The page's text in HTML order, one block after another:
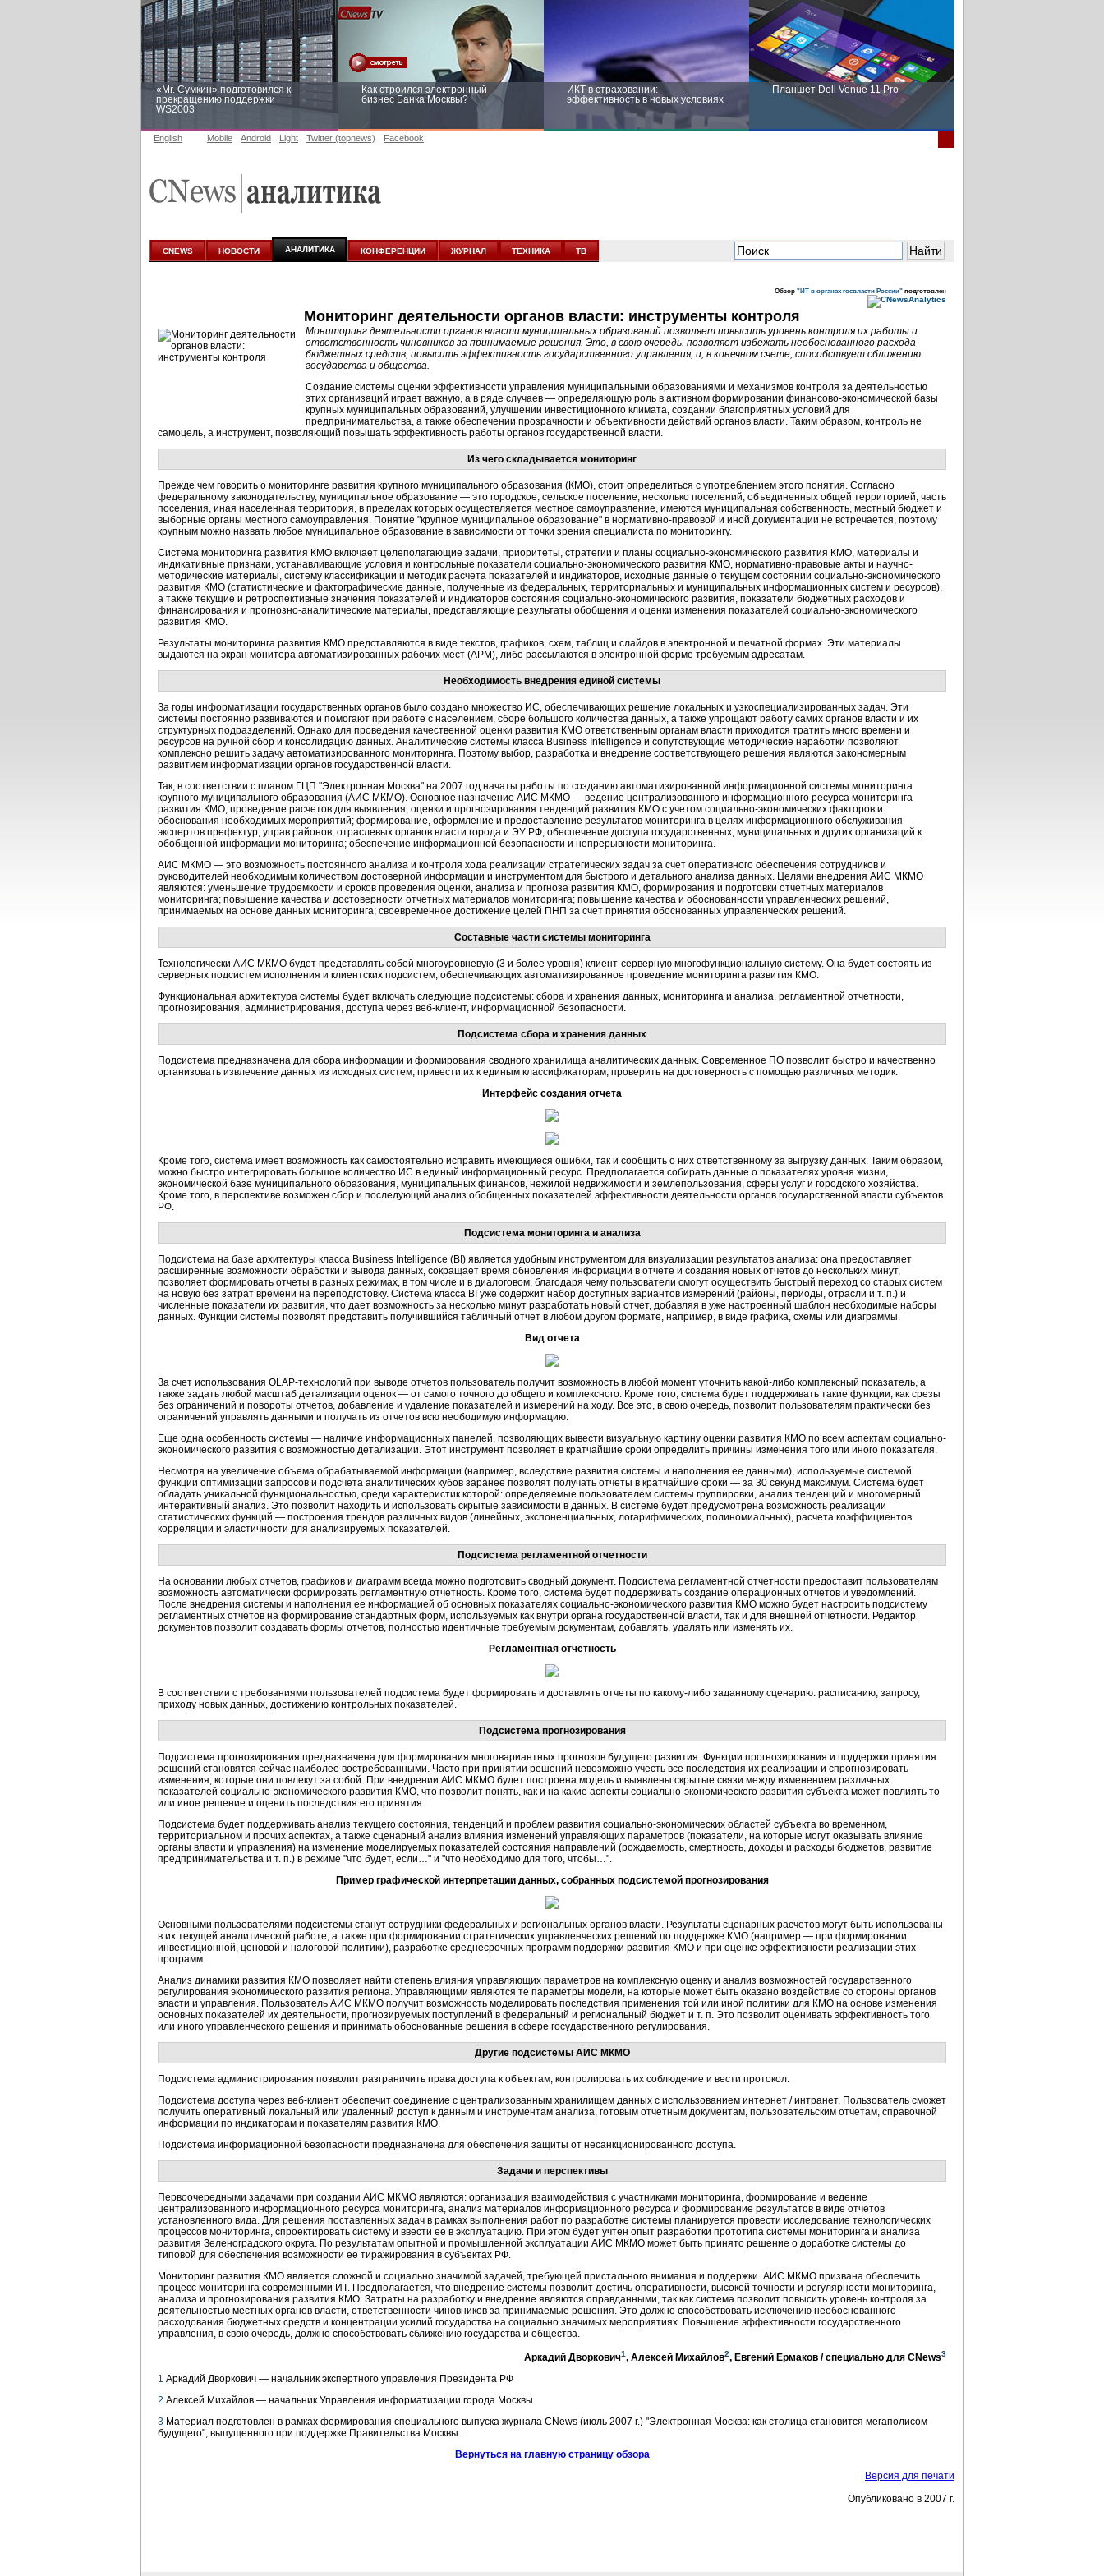
«Mr. Сумкин» подготовился к
прекращению поддержки
WS2003
Как строился электронный
бизнес Банка Москвы?
ИКТ в страховании:
эффективность в новых условиях
Планшет Dell Venue 11 Pro
аналитике
новых условиях
English Mobile Android Light Twitter (topnews) Facebook
CNEWS НОВОСТИ АНАЛИТИКА КОНФЕРЕНЦИИ ЖУРНАЛ ТЕХНИКА ТВ
Обзор "ИТ в органах госвласти России" подготовлен
Мониторинг деятельности органов власти: инструменты контроля
Мониторинг деятельности органов власти муниципальных образований позволяет повысить уровень контроля их работы и
ответственность чиновников за принимаемые решения. Это, в свою очередь, позволяет избежать необоснованного расхода
бюджетных средств, повысить эффективность государственного управления, и, в конечном счете, способствует сближению
государства и общества.
Создание системы оценки эффективности управления муниципальными образованиями и механизмов контроля за деятельностью
этих организаций играет важную, а в ряде случаев — определяющую роль в активном формировании финансово-экономической базы
крупных муниципальных образований, улучшении инвестиционного климата, создании благоприятных условий для
предпринимательства, а также обеспечении прозрачности и объективности действий органов власти. Таким образом, контроль не
самоцель, а инструмент, позволяющий повышать эффективность работы органов государственной власти.
Из чего складывается мониторинг
Прежде чем говорить о мониторинге развития крупного муниципального образования (КМО), стоит определиться с употреблением этого понятия. Согласно
федеральному законодательству, муниципальное образование — это городское, сельское поселение, несколько поселений, объединенных общей территорией, часть
поселения, иная населенная территория, в пределах которых осуществляется местное самоуправление, имеются муниципальная собственность, местный бюджет и
выборные органы местного самоуправления. Понятие "крупное муниципальное образование" в нормативно-правовой и иной документации не встречается, поэтому
крупным можно назвать любое муниципальное образование в зависимости от точки зрения специалиста по мониторингу.
Система мониторинга развития КМО включает целеполагающие задачи, приоритеты, стратегии и планы социально-экономического развития КМО, материалы и
индикативные признаки, устанавливающие условия и контрольные показатели социально-экономического развития КМО, нормативно-правовые акты и научно-
методические материалы, систему классификации и методик расчета показателей и индикаторов, исходные данные о текущем состоянии социально-экономического
развития КМО (статистические и фактографические данные, полученные из федеральных, территориальных и муниципальных информационных систем и ресурсов),
а также текущие и ретроспективные значения показателей и индикаторов состояния социально-экономического развития, показатели бюджетных расходов и
финансирования и прогнозно-аналитические материалы, представляющие результаты обобщения и оценки изменения показателей социально-экономического
развития КМО.
Результаты мониторинга развития КМО представляются в виде текстов, графиков, схем, таблиц и слайдов в электронной и печатной формах. Эти материалы
выдаются на экран монитора автоматизированных рабочих мест (АРМ), либо рассылаются в электронной форме требуемым адресатам.
Необходимость внедрения единой системы
За годы информатизации государственных органов было создано множество ИС, обеспечивающих решение локальных и узкоспециализированных задач. Эти
системы постоянно развиваются и помогают при работе с населением, сборе большого количества данных, а также упрощают работу самих органов власти и их
структурных подразделений. Однако для проведения качественной оценки развития КМО ответственным органам власти приходится тратить много времени и
ресурсов на ручной сбор и консолидацию данных. Аналитические системы класса Business Intelligence и сопутствующие методические наработки позволяют
комплексно решить задачу автоматизированного мониторинга. Поэтому выбор, разработка и внедрение соответствующего решения являются закономерным
развитием информатизации органов государственной власти.
Так, в соответствии с планом ГЦП "Электронная Москва" на 2007 год начаты работы по созданию автоматизированной информационной системы мониторинга
крупного муниципального образования (АИС МКМО). Основное назначение АИС МКМО — ведение централизованного информационного ресурса мониторинга
развития КМО; проведение расчетов для выявления, оценки и прогнозирования тенденций развития КМО с учетом социально-экономических факторов и
обоснования необходимых мероприятий; формирование, оформление и предоставление результатов мониторинга в целях информационного обслуживания
экспертов префектур, управ районов, отраслевых органов власти города и ЭУ РФ; обеспечение доступа государственных, муниципальных и других организаций к
обобщенной информации мониторинга; обеспечение информационной безопасности и непрерывности мониторинга.
АИС МКМО — это возможность постоянного анализа и контроля хода реализации стратегических задач за счет оперативного обеспечения сотрудников и
руководителей необходимым количеством достоверной информации и инструментом для быстрого и детального анализа данных. Целями внедрения АИС МКМО
являются: уменьшение трудоемкости и сроков проведения оценки, анализа и прогноза развития КМО, формирования и подготовки отчетных материалов
мониторинга; повышение качества и достоверности отчетных материалов мониторинга; повышение качества и обоснованности управленческих решений,
принимаемых на основе данных мониторинга; своевременное достижение целей ПНП за счет принятия обоснованных управленческих решений.
Составные части системы мониторинга
Технологически АИС МКМО будет представлять собой многоуровневую (3 и более уровня) клиент-серверную многофункциональную систему. Она будет состоять из
серверных подсистем исполнения и клиентских подсистем, обеспечивающих автоматизированное проведение мониторинга развития КМО.
Функциональная архитектура системы будет включать следующие подсистемы: сбора и хранения данных, мониторинга и анализа, регламентной отчетности,
прогнозирования, администрирования, доступа через веб-клиент, информационной безопасности.
Подсистема сбора и хранения данных
Подсистема предназначена для сбора информации и формирования сводного хранилища аналитических данных. Современное ПО позволит быстро и качественно
организовать извлечение данных из исходных систем, привести их к единым классификаторам, проверить на достоверность с помощью различных методик.
Интерфейс создания отчета
Кроме того, система имеет возможность как самостоятельно исправить имеющиеся ошибки, так и сообщить о них ответственному за выгрузку данных. Таким образом,
можно быстро интегрировать большое количество ИС в единый информационный ресурс. Предполагается собирать данные о показателях уровня жизни,
экономической базе муниципального образования, муниципальных финансов, нежилой недвижимости и землепользования, сферы услуг и городского хозяйства.
Кроме того, в перспективе возможен сбор и последующий анализ обобщенных показателей эффективности деятельности органов государственной власти субъектов
РФ.
Подсистема мониторинга и анализа
Подсистема на базе архитектуры класса Business Intelligence (BI) является удобным инструментом для визуализации результатов анализа: она предоставляет
расширенные возможности обработки и вывода данных, сокращает время обновления информации в отчете и создания новых отчетов до нескольких минут,
позволяет формировать отчеты в разных режимах, в том числе и в диалоговом, благодаря чему пользователи смогут осуществить быстрый переход со старых систем
на новую без затрат времени на переподготовку. Система класса BI уже содержит набор доступных вариантов измерений (районы, периоды, отрасли и т. п.) и
численные показатели их развития, что дает возможность за несколько минут разработать новый отчет, добавляя в уже настроенный шаблон необходимые наборы
данных. Функции системы позволят представить получившийся табличный отчет в любом другом формате, например, в виде графика, схемы или диаграммы.
Вид отчета
За счет использования OLAP-технологий при выводе отчетов пользователь получит возможность в любой момент уточнить какой-либо комплексный показатель, а
также задать любой масштаб детализации оценок — от самого точного до общего и комплексного. Кроме того, система будет поддерживать такие функции, как срезы
без ограничений и повороты отчетов, добавление и удаление показателей и измерений на ходу. Все это, в свою очередь, позволит пользователям практически без
ограничений управлять данными и получать из отчетов всю неободимую информацию.
Еще одна особенность системы — наличие информационных панелей, позволяющих вывести визуальную картину оценки развития КМО по всем аспектам социально-
экономического развития с возможностью детализации. Этот инструмент позволяет в кратчайшие сроки определить причины изменения того или иного показателя.
Несмотря на увеличение объема обрабатываемой информации (например, вследствие развития системы и наполнения ее данными), используемые системой
функции оптимизации запросов и подсчета аналитических кубов заранее позволят получать отчеты в кратчайшие сроки — за 30 секунд максимум. Система будет
обладать уникальной функциональностью, среди характеристик которой: определяемые пользователем системы группировки, анализ тенденций и многомерный
интерактивный анализ. Это позволит находить и использовать скрытые зависимости в данных. В системе будет предусмотрена возможность реализации
статистических функций — построения трендов различных видов (линейных, экспоненциальных, логарифмических, полиномиальных), расчета коэффициентов
корреляции и эластичности для анализируемых показателей.
Подсистема регламентной отчетности
На основании любых отчетов, графиков и диаграмм всегда можно подготовить сводный документ. Подсистема регламентной отчетности предоставит пользователям
возможность автоматически формировать регламентную отчетность. Кроме того, система будет поддерживать создание операционных отчетов и уведомлений.
После внедрения системы и наполнения ее информацией об основных показателях социально-экономического развития КМО можно будет настроить подсистему
регламентных отчетов на формирование стандартных форм, используемых как внутри органа государственной власти, так и для внешней отчетности. Редактор
документов позволит создавать формы отчетов, полностью идентичные требуемым документам, добавлять, удалять или изменять их.
Регламентная отчетность
В соответствии с требованиями пользователей подсистема будет формировать и доставлять отчеты по какому-либо заданному сценарию: расписанию, запросу,
приходу новых данных, достижению контрольных показателей.
Подсистема прогнозирования
Подсистема прогнозирования предназначена для формирования многовариантных прогнозов будущего развития. Функции прогнозирования и поддержки принятия
решений становятся сейчас наиболее востребованными. Часто при принятии решений невозможно учесть все последствия их реализации и спрогнозировать
изменения, которые они повлекут за собой. При внедрении АИС МКМО будет построена модель и выявлены скрытые связи между изменением различных
показателей социально-экономического развития КМО, что позволит понять, как и на какие аспекты социально-экономического развития субъекта может повлиять то
или иное решение и оценить последствия его принятия.
Подсистема будет поддерживать анализ текущего состояния, тенденций и проблем развития социально-экономических областей субъекта во временном,
территориальном и прочих аспектах, а также сценарный анализ влияния изменений управляющих параметров (показатели, на которые могут оказывать влияние
органы власти и управления) на изменение моделируемых показателей состояния направлений (рождаемость, смертность, доходы и расходы бюджетов, развитие
предпринимательства и т. п.) в режиме "что будет, если…" и "что необходимо для того, чтобы…".
Пример графической интерпретации данных, собранных подсистемой прогнозирования
Основными пользователями подсистемы станут сотрудники федеральных и региональных органов власти. Результаты сценарных расчетов могут быть использованы
в их текущей аналитической работе, а также при формировании стратегических управленческих решений по поддержке КМО (например — при формировании
инвестиционной, ценовой и налоговой политики), разработке среднесрочных программ поддержки развития КМО и при оценке эффективности реализации этих
программ.
Анализ динамики развития КМО позволяет найти степень влияния управляющих параметров на комплексную оценку и анализ возможностей государственного
регулирования экономического развития региона. Управляющими являются те параметры модели, на которые может быть оказано воздействие со стороны органов
власти и управления. Пользователь АИС МКМО получит возможность моделировать последствия применения той или иной политики для КМО на основе изменения
основных показателей их деятельности, прогнозируемых поступлений в федеральный и региональный бюджет и т. п. Это позволит оценивать эффективность того
или иного управленческого решения и принимать обоснованные решения в сфере государственного регулирования.
Другие подсистемы АИС МКМО
Подсистема администрирования позволит разграничить права доступа к объектам, контролировать их соблюдение и вести протокол.
Подсистема доступа через веб-клиент обеспечит соединение с централизованным хранилищем данных с использованием интернет / интранет. Пользователь сможет
получить оперативный локальный или удаленный доступ к данным и инструментам анализа, готовым отчетным документам, пользовательским отчетам, справочной
информации по индикаторам и показателям развития КМО.
Подсистема информационной безопасности предназначена для обеспечения защиты от несанкционированного доступа.
Задачи и перспективы
Первоочередными задачами при создании АИС МКМО являются: организация взаимодействия с участниками мониторинга, формирование и ведение
централизованного информационного ресурса мониторинга, анализ материалов информационного ресурса и формирование результатов в виде отчетов
установленного вида. Для решения поставленных задач в рамках выполнения работ по разработке системы планируется провести исследование технологических
процессов мониторинга, спроектировать систему и ввести ее в эксплуатацию. При этом будет учтен опыт разработки прототипа системы мониторинга и анализа
развития Зеленоградского округа. По результатам опытной и промышленной эксплуатации АИС МКМО может быть принято решение о доработке системы до
типовой для обеспечения возможности ее тиражирования в субъектах РФ.
Мониторинг развития КМО является сложной и социально значимой задачей, требующей пристального внимания и поддержки. АИС МКМО призвана обеспечить
процесс мониторинга современными ИТ. Предполагается, что внедрение системы позволит достичь оперативности, высокой точности и регулярности мониторинга,
анализа и прогнозирования развития КМО. Затраты на разработку и внедрение являются оправданными, так как система позволит повысить уровень контроля за
деятельностью местных органов власти, ответственности чиновников за принимаемые решения. Это должно способствовать исключению необоснованного
расходования бюджетных средств и концентрации усилий государства на социально значимых мероприятиях. Повышение эффективности государственного
управления, в свою очередь, должно способствовать сближению государства и общества.
Аркадий Дворкович1, Алексей Михайлов2, Евгений Ермаков / специально для CNews3
1 Аркадий Дворкович — начальник экспертного управления Президента РФ
2 Алексей Михайлов — начальник Управления информатизации города Москвы
3 Материал подготовлен в рамках формирования специального выпуска журнала CNews (июль 2007 г.) "Электронная Москва: как столица становится мегаполисом
будущего", выпущенного при поддержке Правительства Москвы.
Вернуться на главную страницу обзора
Версия для печати
Опубликовано в 2007 г.